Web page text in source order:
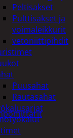
Peltisakset
Pulttisakset ja
voimaleikkurit
vetoniittipihdit
Puusahat
Rautasahat